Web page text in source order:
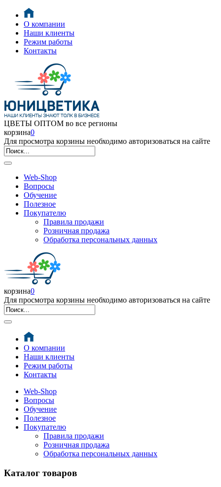
О компании
Наши клиенты
Режим работы
Контакты
ЦВЕТЫ ОПТОМ во все регионы
корзина0
Для просмотра корзины необходимо авторизоваться на сайте
Web-Shop
Вопросы
Обучение
Полезное
Покупателю
Правила продажи
Розничная продажа
Обработка персональных данных
корзина0
Для просмотра корзины необходимо авторизоваться на сайте
О компании
Наши клиенты
Режим работы
Контакты
Web-Shop
Вопросы
Обучение
Полезное
Покупателю
Правила продажи
Розничная продажа
Обработка персональных данных
Каталог товаров